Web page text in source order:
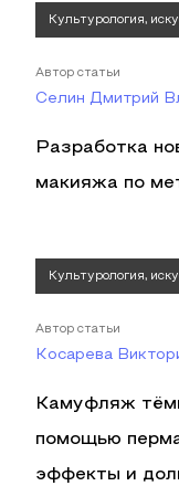
Культурология,
Автор статьи
Селин Дмитрий
Разработка
макияжа по
Культурология,
Автор статьи
Косарева
Камуфляж
помощью
эффекты и